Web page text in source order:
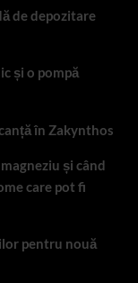
de depozitare
și o pompă
în Zakynthos
și când
care pot fi
pentru nouă